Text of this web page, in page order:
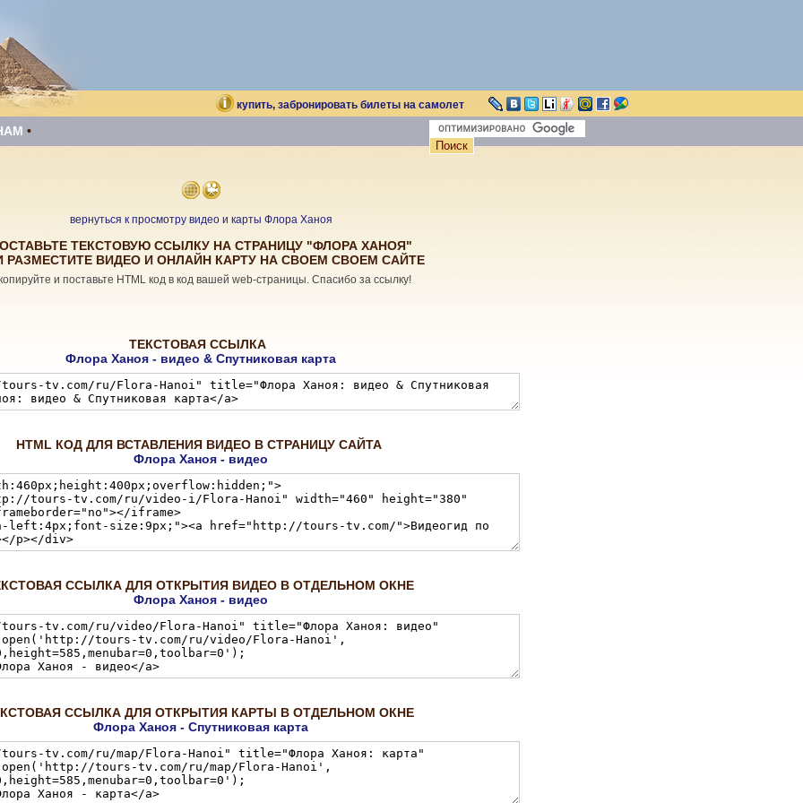
купить, забронировать билеты на самолет
•
вернуться к просмотру видео и карты Флора Ханоя
ТЕКСТОВУЮ ССЫЛКУ НА СТРАНИЦУ "ФЛОРА ХАНОЯ"
РАЗМЕСТИТЕ ВИДЕО И ОНЛАЙН КАРТУ НА СВОЕМ СВОЕМ САЙТЕ
и поставьте HTML код в код вашей web-страницы. Спасибо за ссылку!
ТЕКСТОВАЯ ССЫЛКА
Флора Ханоя - видео & Спутниковая карта
HTML КОД ДЛЯ ВСТАВЛЕНИЯ ВИДЕО В СТРАНИЦУ САЙТА
Флора Ханоя - видео
ССЫЛКА ДЛЯ ОТКРЫТИЯ ВИДЕО В ОТДЕЛЬНОМ ОКНЕ
Флора Ханоя - видео
ССЫЛКА ДЛЯ ОТКРЫТИЯ КАРТЫ В ОТДЕЛЬНОМ ОКНЕ
Флора Ханоя - Спутниковая карта